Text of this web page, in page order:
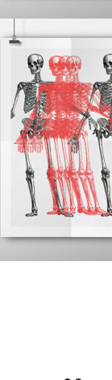
Canvas
Art